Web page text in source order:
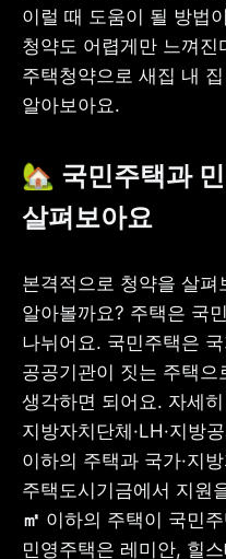
이럴 때 도움이 될 방법
청약도 어렵게만 느껴
주택청약으로 새집 내
알아보아요.
🏡 국민주택과
살펴보아요
본격적으로 청약을 살펴
알아볼까요? 주택은 국
나뉘어요. 국민주택은
공공기관이 짓는 주택
생각하면 되어요. 자세
지방자치단체·LH·지방
이하의 주택과 국가·지
주택도시기금에서 지원
㎡ 이하의 주택이 국민
민영주택은 레미안, 힐